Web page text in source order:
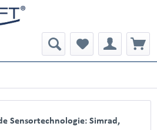
Sensortechnologie: Simrad,